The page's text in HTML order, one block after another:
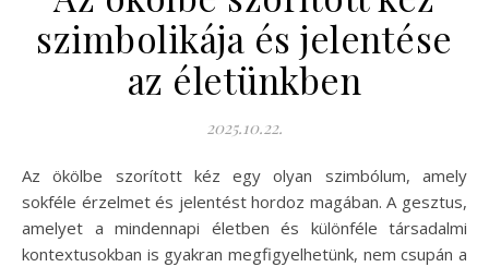
szimbolikája és jelentése
az életünkben
2025.10.22.
Az ökölbe szorított kéz egy olyan szimbólum, amely
sokféle érzelmet és jelentést hordoz magában. A gesztus,
amelyet a mindennapi életben és különféle társadalmi
kontextusokban is gyakran megfigyelhetünk, nem csupán a